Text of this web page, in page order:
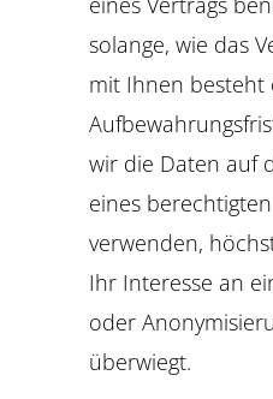
solange, wie das
mit Ihnen besteht
wir die Daten auf
eines
verwenden,
Ihr Interesse an
oder
überwiegt.